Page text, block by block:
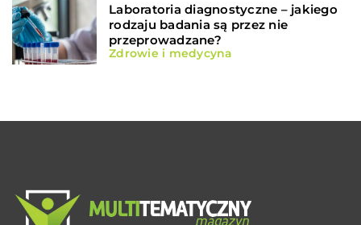
Laboratoria diagnostyczne – jakiego
rodzaju badania są przez nie
przeprowadzane?
Zdrowie i medycyna